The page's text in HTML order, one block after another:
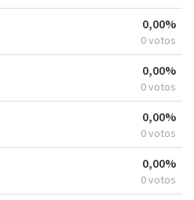
0,00%
0 votos
0,00%
0 votos
0,00%
0 votos
0,00%
0 votos